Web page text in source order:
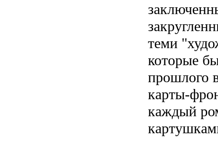
теми
которые
прошлого
карты-
каждый